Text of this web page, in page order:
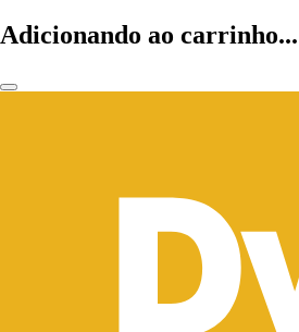
Adicionando ao carrinho...